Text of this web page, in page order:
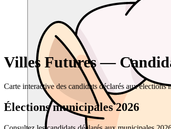
Villes Futures —
Carte interactive des candidats déclarés aux
Élections municipales 2026